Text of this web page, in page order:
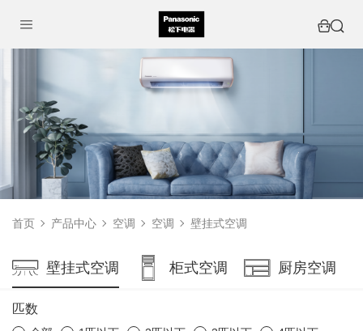
首页 产品中心 空调 空调 壁挂式空调
壁挂式空调 柜式空调 厨房空调
匹数